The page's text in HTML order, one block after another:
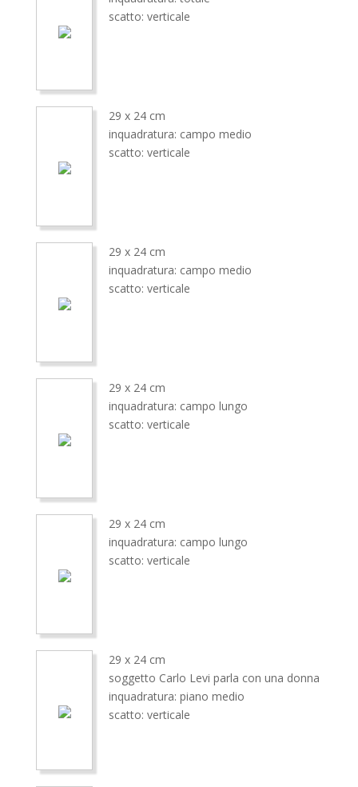
scatto: verticale
29 x 24 cm
inquadratura: campo medio
scatto: verticale
29 x 24 cm
inquadratura: campo medio
scatto: verticale
29 x 24 cm
inquadratura: campo lungo
scatto: verticale
29 x 24 cm
inquadratura: campo lungo
scatto: verticale
29 x 24 cm
soggetto Carlo Levi parla con una donna
inquadratura: piano medio
scatto: verticale